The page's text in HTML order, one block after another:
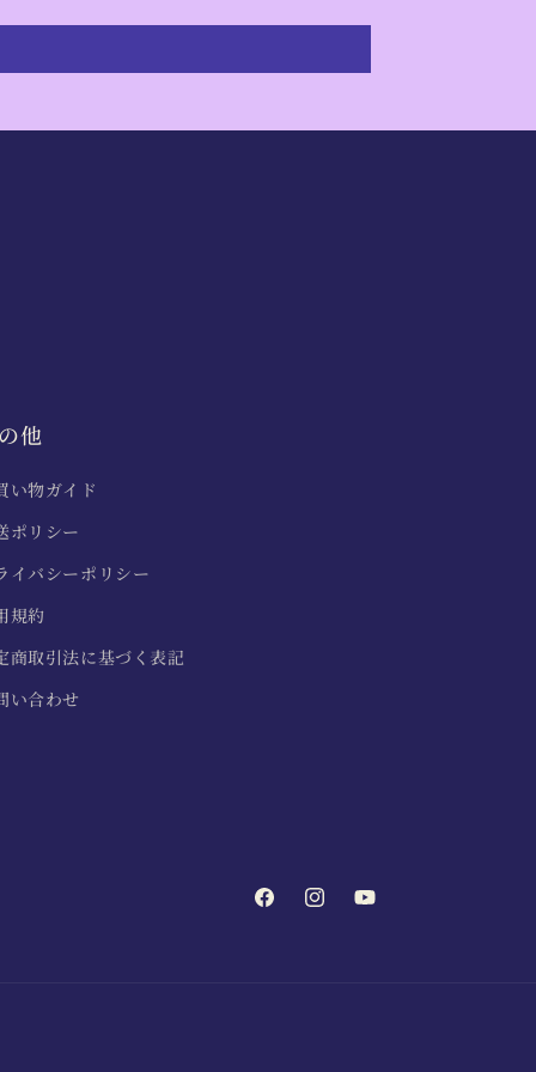
他
い物ガイド
ポリシー
イバシーポリシー
規約
商取引法に基づく表記
い合わせ
FacebookInstagramYouTube